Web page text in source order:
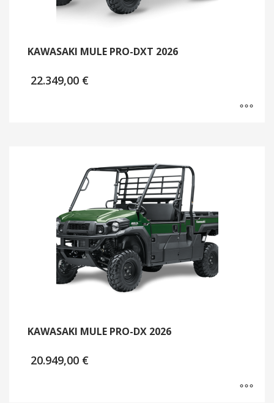
KAWASAKI MULE PRO-DXT 2026
22.349,00 €
KAWASAKI MULE PRO-DX 2026
20.949,00 €